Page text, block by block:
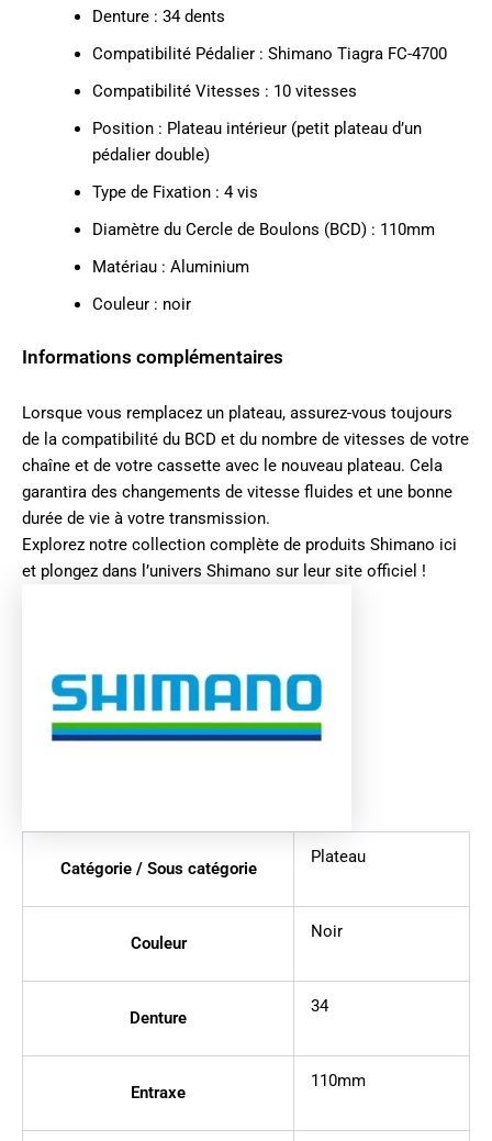
Denture : 34 dents
Compatibilité Pédalier : Shimano Tiagra FC-4700
Compatibilité Vitesses : 10 vitesses
Position : Plateau intérieur (petit plateau d’un
pédalier double)
Type de Fixation : 4 vis
Diamètre du Cercle de Boulons (BCD) : 110mm
Matériau : Aluminium
Couleur : noir
Informations complémentaires
Lorsque vous remplacez un plateau, assurez-vous toujours
de la compatibilité du BCD et du nombre de vitesses de votre
chaîne et de votre cassette avec le nouveau plateau. Cela
garantira des changements de vitesse fluides et une bonne
durée de vie à votre transmission.
Explorez notre collection complète de produits Shimano ici
et plongez dans l’univers Shimano sur leur site officiel !
Catégorie / Sous catégorie
Plateau
Couleur
Noir
Denture
34
Entraxe
110mm